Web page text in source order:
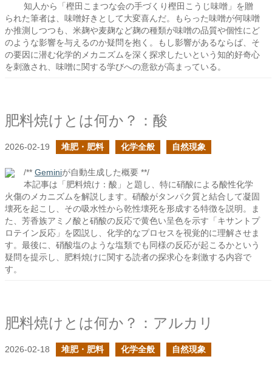
知人から「樫田こまつな会の手づくり樫田こうじ味噌」を贈
られた筆者は、味噌好きとして大変喜んだ。もらった味噌が何味噌
か推測しつつも、米麹や麦麹など麹の種類が味噌の品質や個性にど
のような影響を与えるのか疑問を抱く。もし影響があるならば、そ
の要因に潜む化学的メカニズムを深く探求したいという知的好奇心
を刺激され、味噌に関する学びへの意欲が高まっている。
肥料焼けとは何か？：酸
2026-02-19 堆肥・肥料 化学全般 自然現象
/** Geminiが自動生成した概要 **/
本記事は「肥料焼け：酸」と題し、特に硝酸による酸性化学
火傷のメカニズムを解説します。硝酸がタンパク質と結合して凝固
壊死を起こし、その吸水性から乾性壊死を形成する特徴を説明。ま
た、芳香族アミノ酸と硝酸の反応で黄色い呈色を示す「キサントプ
ロテイン反応」を図説し、化学的なプロセスを視覚的に理解させま
す。最後に、硝酸塩のような塩類でも同様の反応が起こるかという
疑問を提示し、肥料焼けに関する読者の探求心を刺激する内容で
す。
肥料焼けとは何か？：アルカリ
2026-02-18 堆肥・肥料 化学全般 自然現象